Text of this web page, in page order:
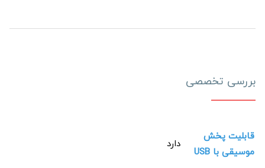
بررسی تخصصی
قابلیت پخش
موسیقی با USB
دارد